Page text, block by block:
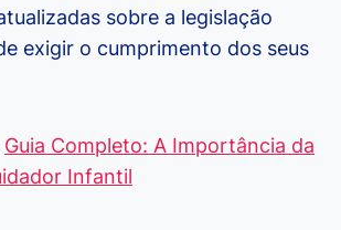
sobre a legislação
exigir o cumprimento dos seus
Guia Completo: A Importância da
Infantil